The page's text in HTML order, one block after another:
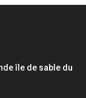
île de sable du